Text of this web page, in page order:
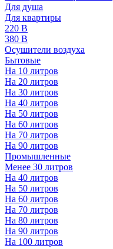
Для душа
Для квартиры
220 В
380 В
Осушители воздуха
Бытовые
На 10 литров
На 20 литров
На 30 литров
На 40 литров
На 50 литров
На 60 литров
На 70 литров
На 90 литров
Промышленные
Менее 30 литров
На 40 литров
На 50 литров
На 60 литров
На 70 литров
На 80 литров
На 90 литров
На 100 литров